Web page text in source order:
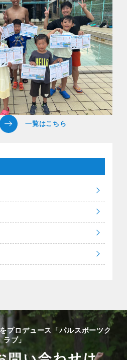
プロデュース「パルスポーツク
ラブ」